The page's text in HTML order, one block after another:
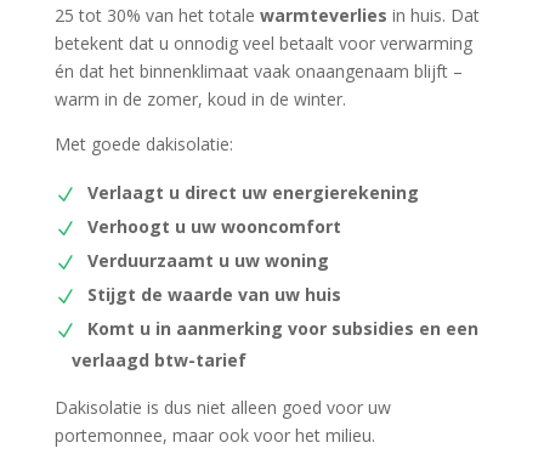
25 tot 30% van het totale warmteverlies in huis. Dat
betekent dat u onnodig veel betaalt voor verwarming
én dat het binnenklimaat vaak onaangenaam blijft –
warm in de zomer, koud in de winter.
Met goede dakisolatie:
Verlaagt u direct uw energierekening
Verhoogt u uw wooncomfort
Verduurzaamt u uw woning
Stijgt de waarde van uw huis
Komt u in aanmerking voor subsidies en een
verlaagd btw-tarief
Dakisolatie is dus niet alleen goed voor uw
portemonnee, maar ook voor het milieu.